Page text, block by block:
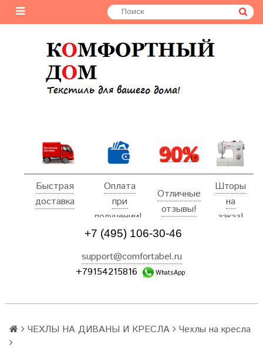
Быстрая
доставка
Оплата
при
получении!
Отличные
отзывы!
Шторы
на
заказ!
+7 (495) 106-30-46
support@comfortabel.ru
+79154215816
WhatsApp
ЧЕХЛЫ НА ДИВАНЫ И КРЕСЛА Чехлы на кресла